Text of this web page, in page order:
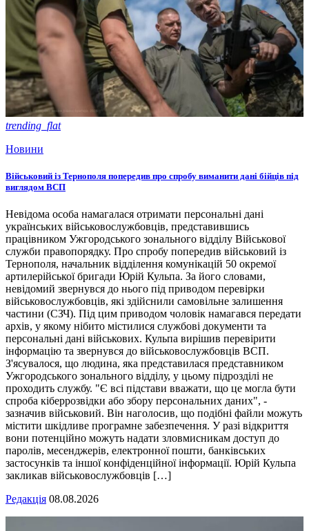
trending_flat
Новини
Військовий із Тернополя попередив про спробу виманити дані бійців під
виглядом ВСП
Невідома особа намагалася отримати персональні дані
українських військовослужбовців, представившись
працівником Ужгородського зонального відділу Військової
служби правопорядку. Про спробу попередив військовий із
Тернополя, начальник відділення комунікацій 50 окремої
артилерійської бригади Юрій Кульпа. За його словами,
невідомий звернувся до нього під приводом перевірки
військовослужбовців, які здійснили самовільне залишення
частини (СЗЧ). Під цим приводом чоловік намагався передати
архів, у якому нібито містилися службові документи та
персональні дані військових. Кульпа вирішив перевірити
інформацію та звернувся до військовослужбовців ВСП.
З'ясувалося, що людина, яка представилася представником
Ужгородського зонального відділу, у цьому підрозділі не
проходить службу. "Є всі підстави вважати, що це могла бути
спроба кіберрозвідки або збору персональних даних", -
зазначив військовий. Він наголосив, що подібні файли можуть
містити шкідливе програмне забезпечення. У разі відкриття
вони потенційно можуть надати зловмисникам доступ до
паролів, месенджерів, електронної пошти, банківських
застосунків та іншої конфіденційної інформації. Юрій Кульпа
закликав військовослужбовців […]
Редакція 08.08.2026